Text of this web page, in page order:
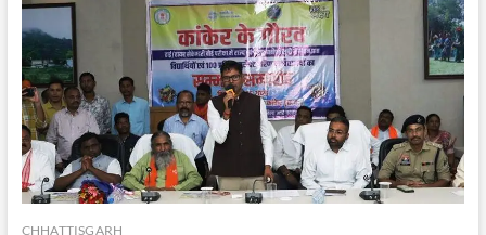
पत्थलगांव
की
आवश्यक
बैठक
संपन्न
CHHATTISGARH